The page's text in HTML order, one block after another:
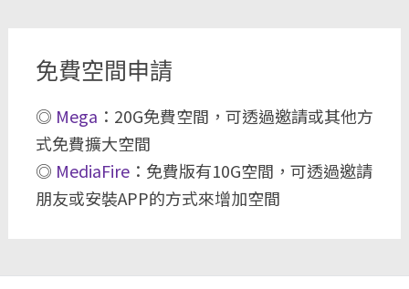
免費空間申請
◎ Mega ：20G免費空間，可透過邀請或其他方
式免費擴大空間
◎ MediaFire：免費版有10G空間，可透過邀請
朋友或安裝APP的方式來增加空間